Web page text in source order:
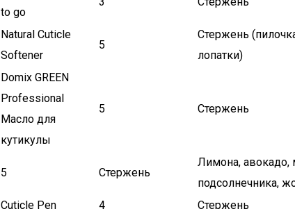
to go
Natural Cuticle
Softener
5
Стержень
лопатки)
Domix GREEN
Professional
Масло для
кутикулы
5 Стержень
5 Стержень
Лимона, авокадо,
подсолнечника,
Cuticle Pen 4 Стержень